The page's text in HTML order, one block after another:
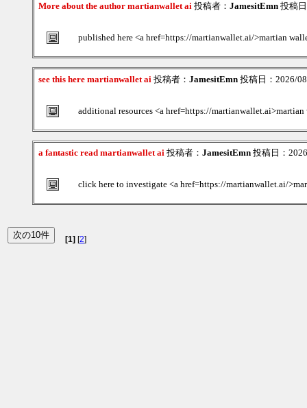
More about the author martianwallet ai 投稿者： JamesitEmn 投稿
published here <a href=https://martianwallet.ai/>martian
see this here martianwallet ai 投稿者： JamesitEmn 投稿日：2026/
additional resources <a href=https://martianwallet.ai>martian
a fantastic read martianwallet ai 投稿者： JamesitEmn 投稿日：
click here to investigate <a href=https://martianwallet.ai/
[1] [2]